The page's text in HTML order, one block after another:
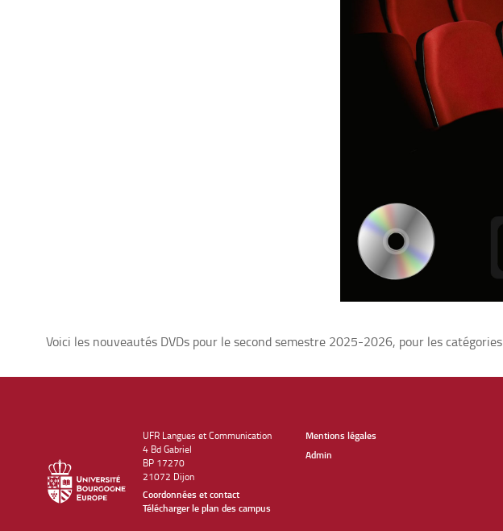
Voici les nouveautés DVDs pour le second semestre 2025-2026, pour les catégories
UFR Langues et Communication
4 Bd Gabriel
BP 17270
21072 Dijon
Coordonnées et contact
Télécharger le plan des campus
Mentions légales
Admin